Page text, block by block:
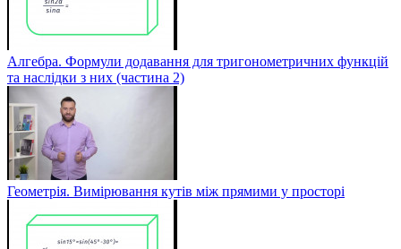
Алгебра. Формули додавання для тригонометричних функцій
та наслідки з них (частина 2)
Геометрія. Вимірювання кутів між прямими у просторі